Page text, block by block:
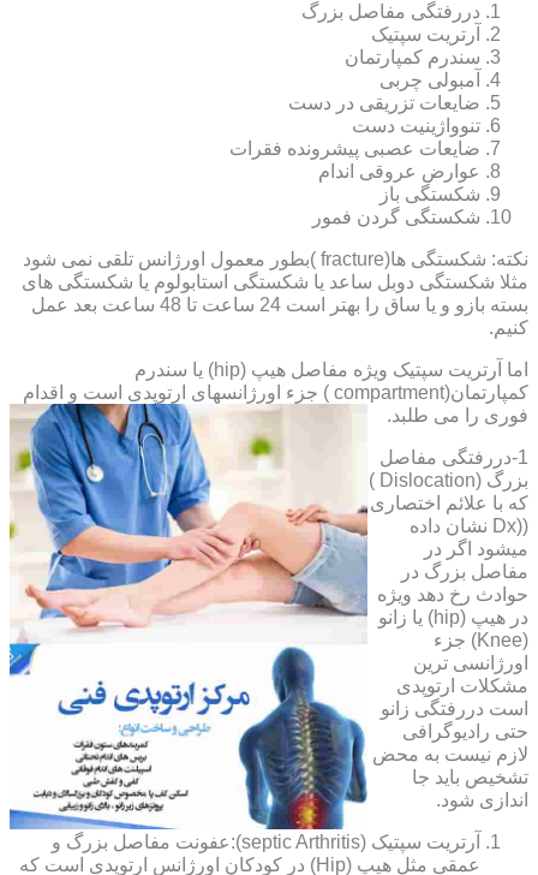
دررفتگی مفاصل بزرگ
آرتریت سپتیک
سندرم کمپارتمان
آمبولی چربی
ضایعات تزریقی در دست
تنوواژینیت دست
ضایعات عصبی پیشرونده فقرات
عوارض عروقی اندام
شکستگی باز
شکستگی گردن فمور
نکته: شکستگی ها(fracture )بطور معمول اورژانس تلقی نمی شود
مثلا شکستگی دوبل ساعد یا شکستگی استابولوم یا شکستگی های
بسته بازو و یا ساق را بهتر است 24 ساعت تا 48 ساعت بعد عمل
کنیم.
اما آرتریت سپتیک ویژه مفاصل هیپ (hip) یا سندرم
کمپارتمان(compartment ) جزء اورژانسهای ارتوپدی است و اقدام
فوری را می طلبد.
1-دررفتگی مفاصل
بزرگ (Dislocation )
که با علائم اختصاری
((Dx نشان داده
میشود اگر در
مفاصل بزرگ در
حوادث رخ دهد ویژه
در هیپ (hip) یا زانو
(Knee) جزء
اورژانسی ترین
مشکلات ارتوپدی
است دررفتگی زانو
حتی رادیوگرافی
لازم نیست به محض
تشخیص باید جا
اندازی شود.
آرتریت سپتیک (septic Arthritis):عفونت مفاصل بزرگ و
عمقی مثل هیپ (Hip) در کودکان اورژانس ارتوپدی است که